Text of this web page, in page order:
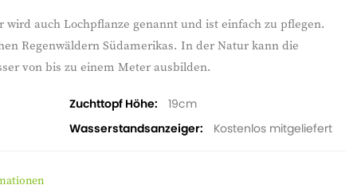
auch Lochpflanze genannt und ist einfach zu pflegen.
Regenwäldern Südamerikas. In der Natur kann die
von bis zu einem Meter ausbilden.
Zuchttopf Höhe
19
Wasserstandsanzeiger Kostenlos mitgeliefert